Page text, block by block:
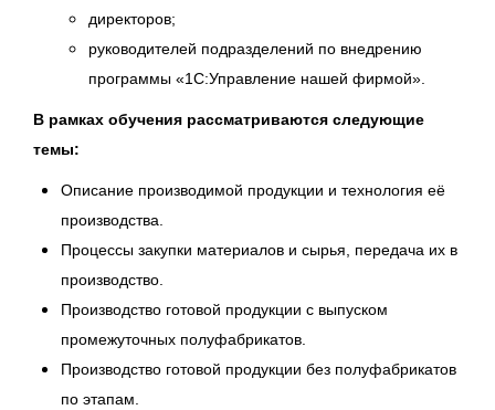
директоров;
руководителей подразделений по внедрению
программы «1С:Управление нашей фирмой».
В рамках обучения рассматриваются следующие
темы:
Описание производимой продукции и технология её
производства.
Процессы закупки материалов и сырья, передача их в
производство.
Производство готовой продукции с выпуском
промежуточных полуфабрикатов.
Производство готовой продукции без полуфабрикатов
по этапам.